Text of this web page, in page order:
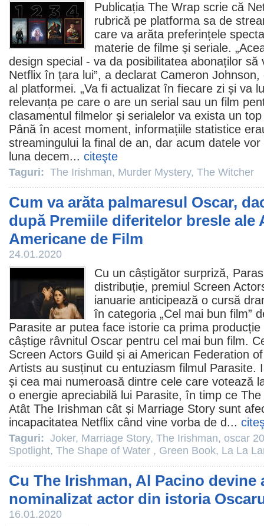
Publicația The Wrap scrie că
rubrică pe platforma sa de
care va arăta preferințele
materie de filme și seriale.
design special - va da posibilitatea abonaților
Netflix în țara lui”, a declarat Cameron
al platformei. „Va fi actualizat în fiecare zi și va
relevanța pe care o are un serial sau un film
clasamentul filmelor și serialelor va exista un
Până în acest moment, informațiile statistice
streamingului la final de an, dar acum datele
luna decem... citeşte
Taguri: The Irishman, Murder Mystery, The Witcher
Cum va arăta palmaresul Oscar,
după Premiile diferitelor bresle ale
Americane de Film
24.01.2020
Cu un câștigător surpriză,
distribuție, premiul Screen
ianuarie anticipează o cursă
în categoria „Cel mai bun film”
Parasite ar putea face istorie ca prima
câștige râvnitul Oscar pentru cel mai bun film.
Screen Actors Guild și ai American Federation
Artists au susținut cu entuziasm filmul Parasite.
și cea mai numeroasă dintre cele care votează
o energie apreciabilă lui Parasite, în timp ce The
Atât The Irishman cât și Marriage Story sunt
incapacitatea Netflix când vine vorba de d...
Taguri: Joker, Marriage Story, The Irishman, oscar
Spotlight, The Shape of Water , Green Book, La La
Cu The Irishman, Al Pacino devine
nominalizat actor din istoria
16.01.2020